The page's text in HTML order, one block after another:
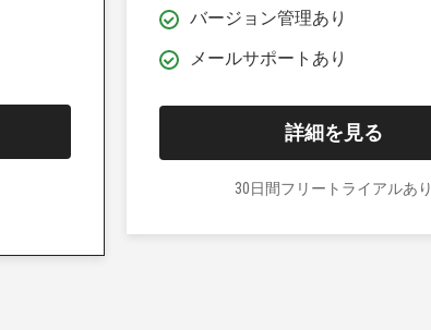
バージョン管理あり
メールサポートあり
詳細を見る
30日間フリートライアルあり